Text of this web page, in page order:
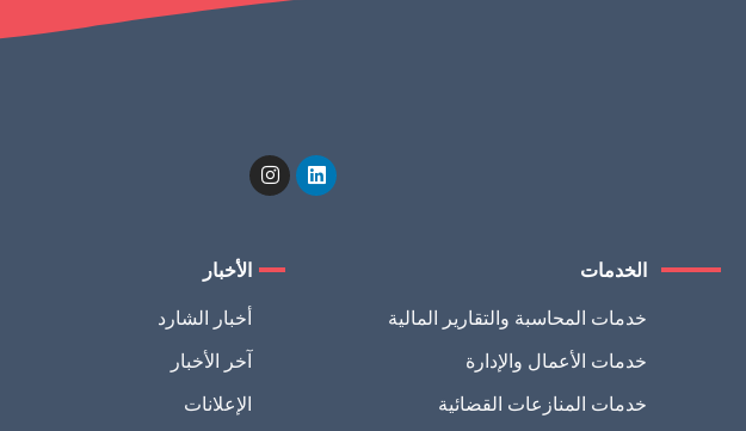
الخدمات
خدمات المحاسبة والتقارير المالية
خدمات الأعمال والإدارة
خدمات المنازعات القضائية
الأخبار
أخبار الشارد
آخر الأخبار
الإعلانات